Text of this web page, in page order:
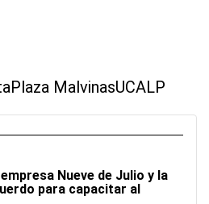
Plaza MalvinasUCALP
Nueve de Julio y la
para capacitar al